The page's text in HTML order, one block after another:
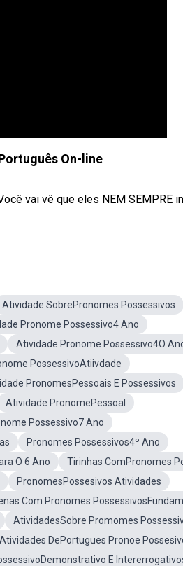
On-line
vai vê que eles NEM SEMPRE
Atividade SobrePronomes Possessivos
Pronome Possessivo4 Ano
Atividade Pronome Possessivo4O
PossessivoAtiivdade
PronomesPessoais E Possessivos
Atividade PronomePessoal
Possessivo7 Ano
Pronomes Possessivos4º Ano
O 6 Ano
Tirinhas ComPronomes
PronomesPossesivos Atividades
Com Pronomes
AtividadesSobre Promomes
Atividades DePortugues Pronoe
E